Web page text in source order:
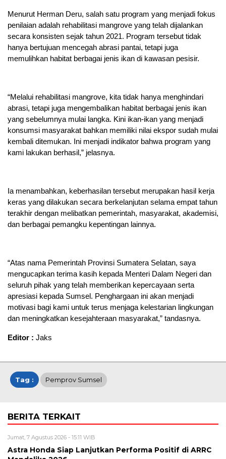
Menurut Herman Deru, salah satu program yang menjadi fokus
penilaian adalah rehabilitasi mangrove yang telah dijalankan
secara konsisten sejak tahun 2021. Program tersebut tidak
hanya bertujuan mencegah abrasi pantai, tetapi juga
memulihkan habitat berbagai jenis ikan di kawasan pesisir.
“Melalui rehabilitasi mangrove, kita tidak hanya menghindari
abrasi, tetapi juga mengembalikan habitat berbagai jenis ikan
yang sebelumnya mulai langka. Kini ikan-ikan yang menjadi
konsumsi masyarakat bahkan memiliki nilai ekspor sudah mulai
kembali ditemukan. Ini menjadi indikator bahwa program yang
kami lakukan berhasil,” jelasnya.
Ia menambahkan, keberhasilan tersebut merupakan hasil kerja
keras yang dilakukan secara berkelanjutan selama empat tahun
terakhir dengan melibatkan pemerintah, masyarakat, akademisi,
dan berbagai pemangku kepentingan lainnya.
“Atas nama Pemerintah Provinsi Sumatera Selatan, saya
mengucapkan terima kasih kepada Menteri Dalam Negeri dan
seluruh pihak yang telah memberikan kepercayaan serta
apresiasi kepada Sumsel. Penghargaan ini akan menjadi
motivasi bagi kami untuk terus menjaga kelestarian lingkungan
dan meningkatkan kesejahteraan masyarakat,” tandasnya.
Editor : Jaks
Tag : Pemprov Sumsel
BERITA TERKAIT
Jumat, 7 Agustus 2026 - 15:11 WIB
Astra Honda Siap Lanjutkan Performa Positif di ARRC